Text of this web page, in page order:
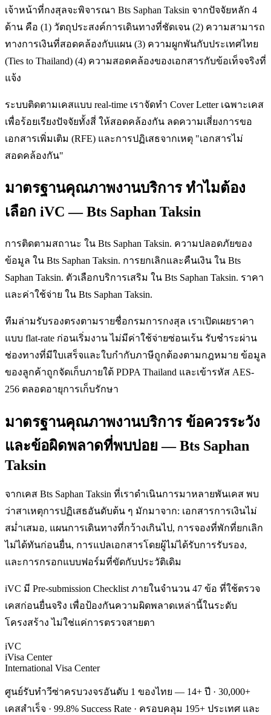
เจ้าหน้าที่กงสุลจะพิจารณา Bts Saphan Taksin จากปัจจัยหลัก 4
ด้าน คือ (1) วัตถุประสงค์การเดินทางที่ชัดเจน (2) ความสามารถ
ทางการเงินที่สอดคล้องกับแผน (3) ความผูกพันกับประเทศไทย
(Ties to Thailand) (4) ความสอดคล้องของเอกสารกับข้อเท็จจริงที่
แจ้ง
ระบบติดตามเคสแบบ real-time เราจัดทำ Cover Letter เฉพาะเคส
เพื่อร้อยเรียงปัจจัยทั้งสี่ ให้สอดคล้องกัน ลดความเสี่ยงการขอ
เอกสารเพิ่มเติม (RFE) และการปฏิเสธจากเหตุ "เอกสารไม่
สอดคล้องกัน"
มาตรฐานคุณภาพงานบริการ ทำไมต้อง
เลือก iVC — Bts Saphan Taksin
การติดตามสถานะ ใน Bts Saphan Taksin. ความปลอดภัยของ
ข้อมูล ใน Bts Saphan Taksin. การยกเลิกและคืนเงิน ใน Bts
Saphan Taksin. ตัวเลือกบริการเสริม ใน Bts Saphan Taksin. ราคา
และค่าใช้จ่าย ใน Bts Saphan Taksin.
ทีมล่ามรับรองตรงตามรายชื่อกรมการกงสุล เราเปิดเผยราคา
แบบ flat-rate ก่อนเริ่มงาน ไม่มีค่าใช้จ่ายซ่อนเร้น รับชำระผ่าน
ช่องทางที่มีใบเสร็จและใบกำกับภาษีถูกต้องตามกฎหมาย ข้อมูล
ของลูกค้าถูกจัดเก็บภายใต้ PDPA Thailand และเข้ารหัส AES-
256 ตลอดอายุการเก็บรักษา
มาตรฐานคุณภาพงานบริการ ข้อควรระวัง
และข้อผิดพลาดที่พบบ่อย — Bts Saphan
Taksin
จากเคส Bts Saphan Taksin ที่เราดำเนินการมาหลายพันเคส พบ
ว่าสาเหตุการปฏิเสธอันดับต้น ๆ มักมาจาก: เอกสารการเงินไม่
สม่ำเสมอ, แผนการเดินทางที่กว้างเกินไป, การจองที่พักที่ยกเลิก
ไม่ได้ทันก่อนยื่น, การแปลเอกสารโดยผู้ไม่ได้รับการรับรอง,
และการกรอกแบบฟอร์มที่ขัดกับประวัติเดิม
iVC มี Pre-submission Checklist ภายในจำนวน 47 ข้อ ที่ใช้ตรวจ
เคสก่อนยื่นจริง เพื่อป้องกันความผิดพลาดเหล่านี้ในระดับ
โครงสร้าง ไม่ใช่แค่การตรวจสายตา
iVC
iVisa Center
International Visa Center
ศูนย์รับทำวีซ่าครบวงจรอันดับ 1 ของไทย — 14+ ปี · 30,000+
เคสสำเร็จ · 99.8% Success Rate · ครอบคลุม 195+ ประเทศ และ